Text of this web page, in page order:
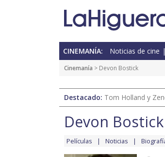
CINEMANÍA: Noticias de cine
Cinemanía > Devon Bostick
Destacado: Tom Holland y
Devon Bostick
Películas Noticias